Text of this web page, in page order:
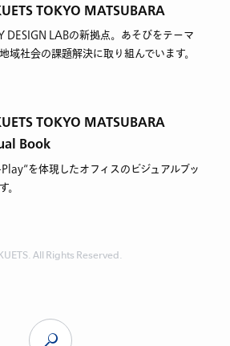
TOKYO MATSUBARA
DESIGN LABの新拠点。あそびをテーマ
域社会の課題解決に取り組んでいます。
TOKYO MATSUBARA
Book
を体現したオフィスのビジュアルブッ
。
All Rights Reserved.